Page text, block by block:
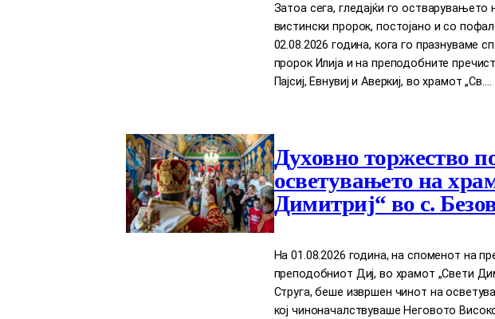
Затоа сега, гледајќи го остварувањето
вистински пророк, постојано и со
02.08.2026 година, кога го празнуваме
пророк Илија и на преподобните
Пајсиј, Евнувиј и Аверкиј, во храмот „Св.…
Духовно торжество
осветувањето на
Димитриј“ во с.
На 01.08.2026 година, на споменот на
преподобниот Диј, во храмот „Свети
Струга, беше извршен чинот на
кој чиноначалствуваше Неговото